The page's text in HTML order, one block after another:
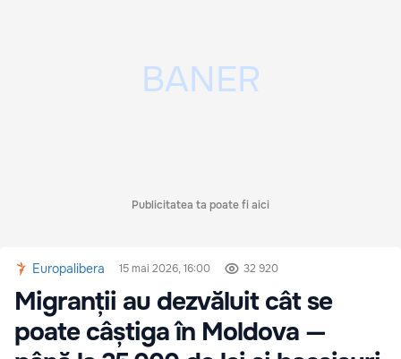
Publicitatea ta poate fi aici
Europalibera 15 mai 2026, 16:00 32 920
Migranții au dezvăluit cât se
poate câștiga în Moldova —